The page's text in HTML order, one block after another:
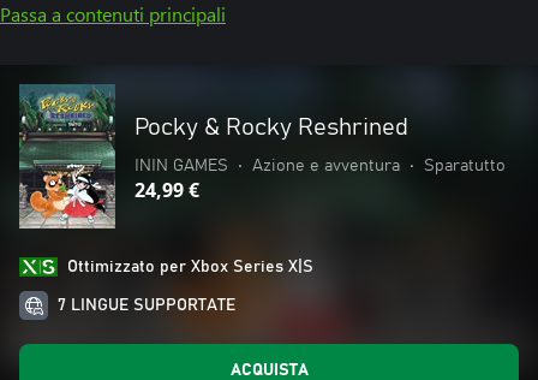
Passa a contenuti principali
Pocky & Rocky Reshrined
ININ GAMES • Azione e avventura • Sparatutto
24,99 €
Ottimizzato per Xbox Series X|S
7 LINGUE SUPPORTATE
ACQUISTA